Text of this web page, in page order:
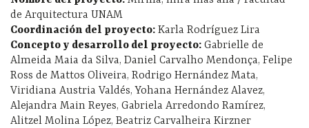
de Arquitectura UNAM
Coordinación del proyecto: Karla Rodríguez Lira
Concepto y desarrollo del proyecto: Gabrielle de
Almeida Maia da Silva, Daniel Carvalho Mendonça, Felipe
Ross de Mattos Oliveira, Rodrigo Hernández Mata,
Viridiana Austria Valdés, Yohana Hernández Alavez,
Alejandra Main Reyes, Gabriela Arredondo Ramírez,
Alitzel Molina López, Beatriz Carvalheira Kirzner